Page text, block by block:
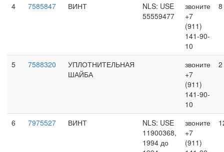
4 7585847 ВИНТ
NLS: USE
55559477
звоните
+7
(911)
141-90-
10
8
5 7588320
УПЛОТНИТЕЛЬНАЯ
ШАЙБА
звоните
+7
(911)
141-90-
10
2
6 7975527 ВИНТ
NLS: USE
11900368,
1994 до
звоните
+7
(911)